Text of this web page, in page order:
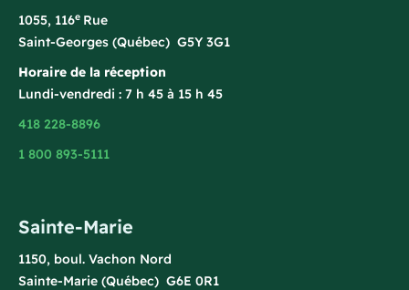
1055, 116e Rue
Saint-Georges (Québec) G5Y 3G1
Horaire de la réception
Lundi-vendredi : 7 h 45 à 15 h 45
418 228-8896
1 800 893-5111
Sainte-Marie
1150, boul. Vachon Nord
Sainte-Marie (Québec) G6E 0R1